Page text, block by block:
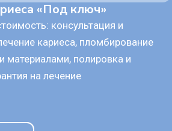
«Под ключ»
консультация и
кариеса, пломбирование
материалами, полировка и
на лечение